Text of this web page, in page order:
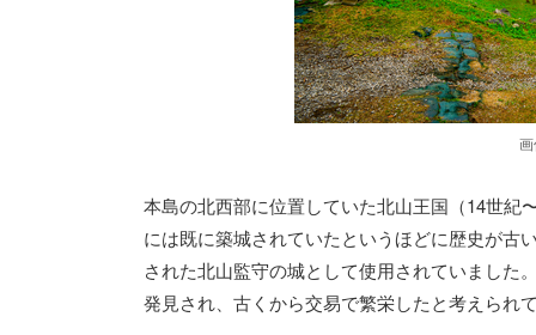
本島の北西部に位置していた北山王国（14世紀
には既に築城されていたというほどに歴史が古
された北山監守の城として使用されていました
発見され、古くから交易で繁栄したと考えられ